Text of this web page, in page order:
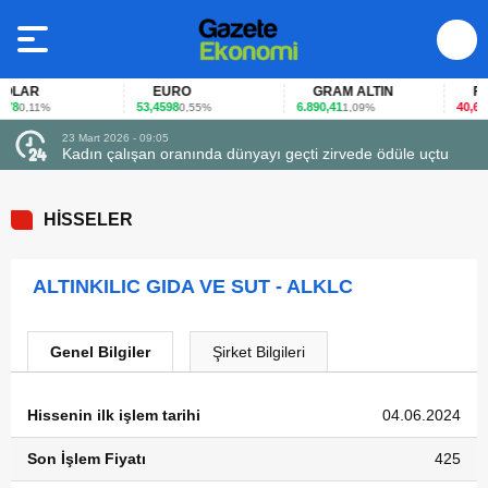
0,11%
EURO
53,45980,55%
GRAM ALTIN
6.890,411,09%
FAİZ
40,65-
23 Mart 2026 - 09:05
Kadın çalışan oranında dünyayı geçti zirvede ödüle uçtu
HİSSELER
ALTINKILIC GIDA VE SUT - ALKLC
Genel Bilgiler Şirket Bilgileri
Hissenin ilk işlem tarihi 04.06.2024
Son İşlem Fiyatı 425